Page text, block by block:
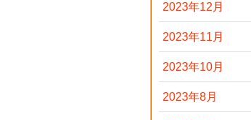
2023年12月
2023年11月
2023年10月
2023年8月